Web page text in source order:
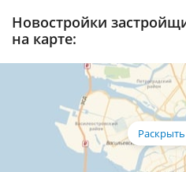
Новостройки
на карте: